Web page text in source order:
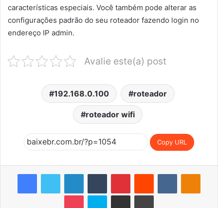
características especiais. Você também pode alterar as
configurações padrão do seu roteador fazendo login no
endereço IP admin.
Avalie este(a) post
192.168.0.100 roteador
roteador wifi
Copy URL
FacebookTwitter LinkedinTumblr PinterestReddit VK OK
Pocket Skype Compartilhar via e-mail Imprimir